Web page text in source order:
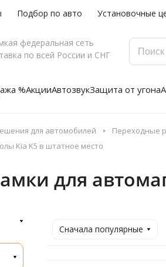
Подбор по авто Установочные
федеральная сеть
по всей России и СНГ
%АкцииАвтозвукЗащита от угона
для автомобилей Переходные
Kia K5 в штатное место
для
Сначала популярные